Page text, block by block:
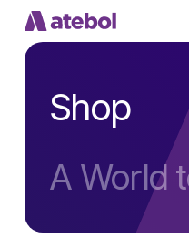
Skip
main
Shop
A World